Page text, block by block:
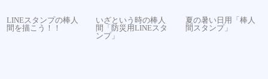
LINEスタンプの棒人
間を描こう！！
いざという時の棒人
間「防災用LINEスタ
ンプ」
夏の暑い日用「棒人
間スタンプ」